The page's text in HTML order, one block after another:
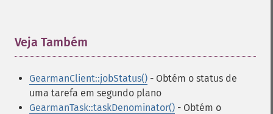
Veja Também
GearmanClient::jobStatus() - Obtém o status de
uma tarefa em segundo plano
GearmanTask::taskDenominator() - Obtém o